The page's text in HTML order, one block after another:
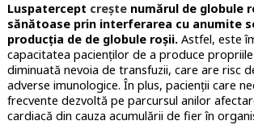
Luspatercept creștenumărul de globule
sănătoase prin interferarea cu anumite
producția de de globule roșii.Astfel, este
capacitatea pacienților de a produce
diminuată nevoia de transfuzii, care are risc
adverse imunologice. În plus, pacienții care
frecvente dezvoltă pe parcursul anilor
cardiacă din cauza acumulării de fier în